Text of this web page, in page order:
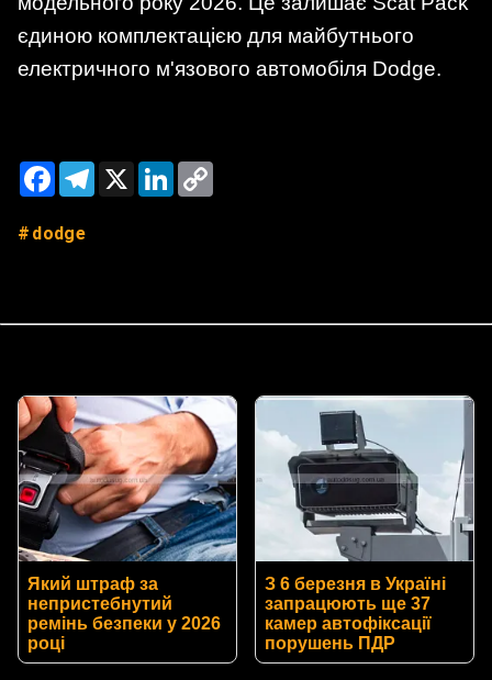
єдиною комплектацією для майбутнього
електричного м'язового автомобіля Dodge.
FacebookTelegram
X LinkedIn
dodge
Який штраф за
непристебнутий
ремінь безпеки у 2026
році
З 6 березня в Україні
запрацюють ще 37
камер автофіксації
порушень ПДР